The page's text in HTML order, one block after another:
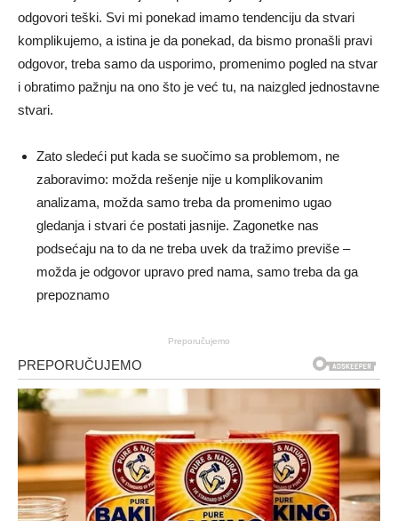
odgovori teški. Svi mi ponekad imamo tendenciju da stvari
komplikuјemo, a istina je da ponekad, da bismo pronašli pravi
odgovor, treba samo da usporimo, promenimo pogled na stvar
i obratimo pažnju na ono što je već tu, na naizgled jednostavne
stvari.
Zato sledeći put kada se suočimo sa problemom, ne
zaboravimo: možda rešenje nije u komplikovanim
analizama, možda samo treba da promenimo ugao
gledanja i stvari će postati jasnije. Zagonetke nas
podsećaju na to da ne treba uvek da tražimo previše –
možda je odgovor upravo pred nama, samo treba da ga
prepoznamo
Preporučujemo